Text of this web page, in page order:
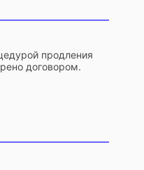
продления
договором.